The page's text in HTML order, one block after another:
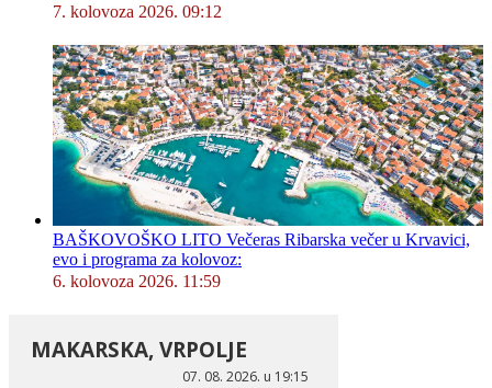
7. kolovoza 2026. 09:12
BAŠKOVOŠKO LITO Večeras Ribarska večer u Krvavici,
evo i programa za kolovoz:
6. kolovoza 2026. 11:59